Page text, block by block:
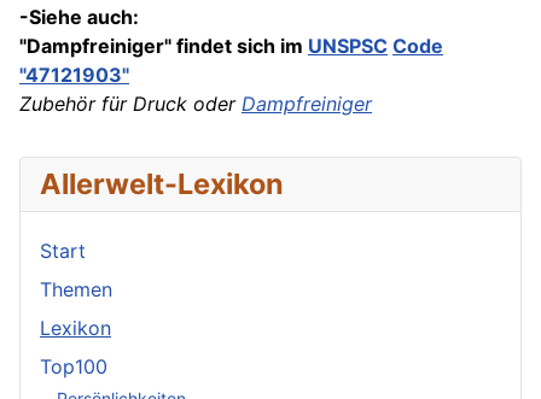
-Siehe auch:
"Dampfreiniger" findet sich im UNSPSC Code
"47121903"
Zubehör für Druck oder Dampfreiniger
Allerwelt-Lexikon
Start
Themen
Lexikon
Top100